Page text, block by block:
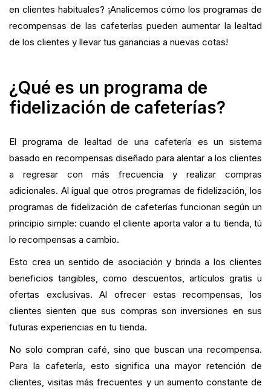
en clientes habituales? ¡Analicemos cómo los programas de
recompensas de las cafeterías pueden aumentar la lealtad
de los clientes y llevar tus ganancias a nuevas cotas!
¿Qué es un programa de
fidelización de cafeterías?
El programa de lealtad de una cafetería es un sistema
basado en recompensas diseñado para alentar a los clientes
a regresar con más frecuencia y realizar compras
adicionales. Al igual que otros programas de fidelización, los
programas de fidelización de cafeterías funcionan según un
principio simple: cuando el cliente aporta valor a tu tienda, tú
lo recompensas a cambio.
Esto crea un sentido de asociación y brinda a los clientes
beneficios tangibles, como descuentos, artículos gratis u
ofertas exclusivas. Al ofrecer estas recompensas, los
clientes sienten que sus compras son inversiones en sus
futuras experiencias en tu tienda.
No solo compran café, sino que buscan una recompensa.
Para la cafetería, esto significa una mayor retención de
clientes, visitas más frecuentes y un aumento constante de